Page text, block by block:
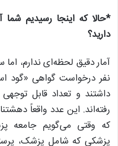
*حالا که اینجا رسیدیم
دارید؟
آمار دقیق لحظه‌ای ندارم،
نفر درخواست گواهی «گود
داشتند و تعداد قابل
رفته‌اند. این عدد واقعاً
که وقتی می‌گویم جامعه
پزشکی که شامل پزشک،